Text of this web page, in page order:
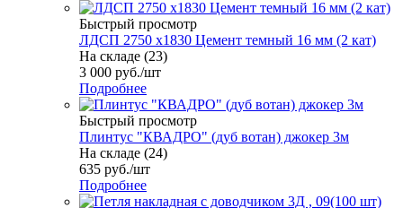
Быстрый просмотр
ЛДСП 2750 х1830 Цемент темный 16 мм (2 кат)
На складе (23)
3 000 руб./шт
Подробнее
Быстрый просмотр
Плинтус "КВАДРО" (дуб вотан) джокер 3м
На складе (24)
635 руб./шт
Подробнее